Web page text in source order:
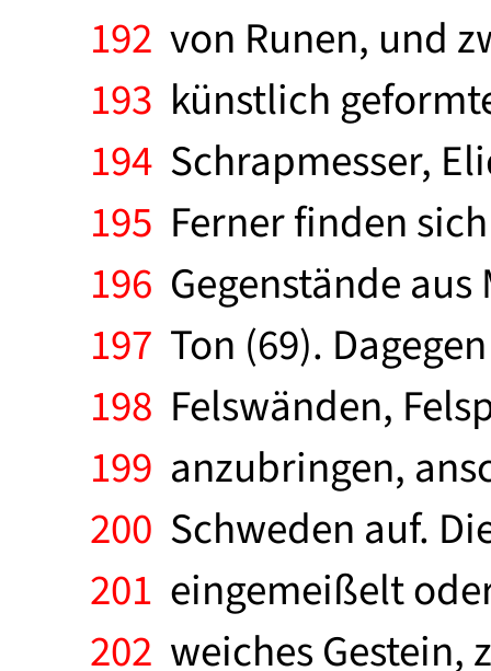
192 von Runen, und
193 künstlich
194 Schrapmesser,
195 Ferner finden
196 Gegenstände
197 Ton (69).
198 Felswänden,
199 anzubringen,
200 Schweden auf.
201 eingemeißelt
202 weiches Gestein,